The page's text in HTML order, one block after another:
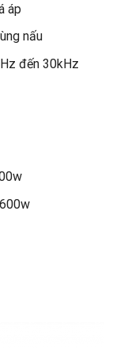
áp
nấu
đến 30kHz